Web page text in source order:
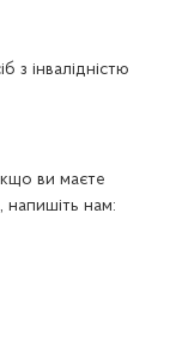
з інвалідністю
ви маєте
напишіть нам: